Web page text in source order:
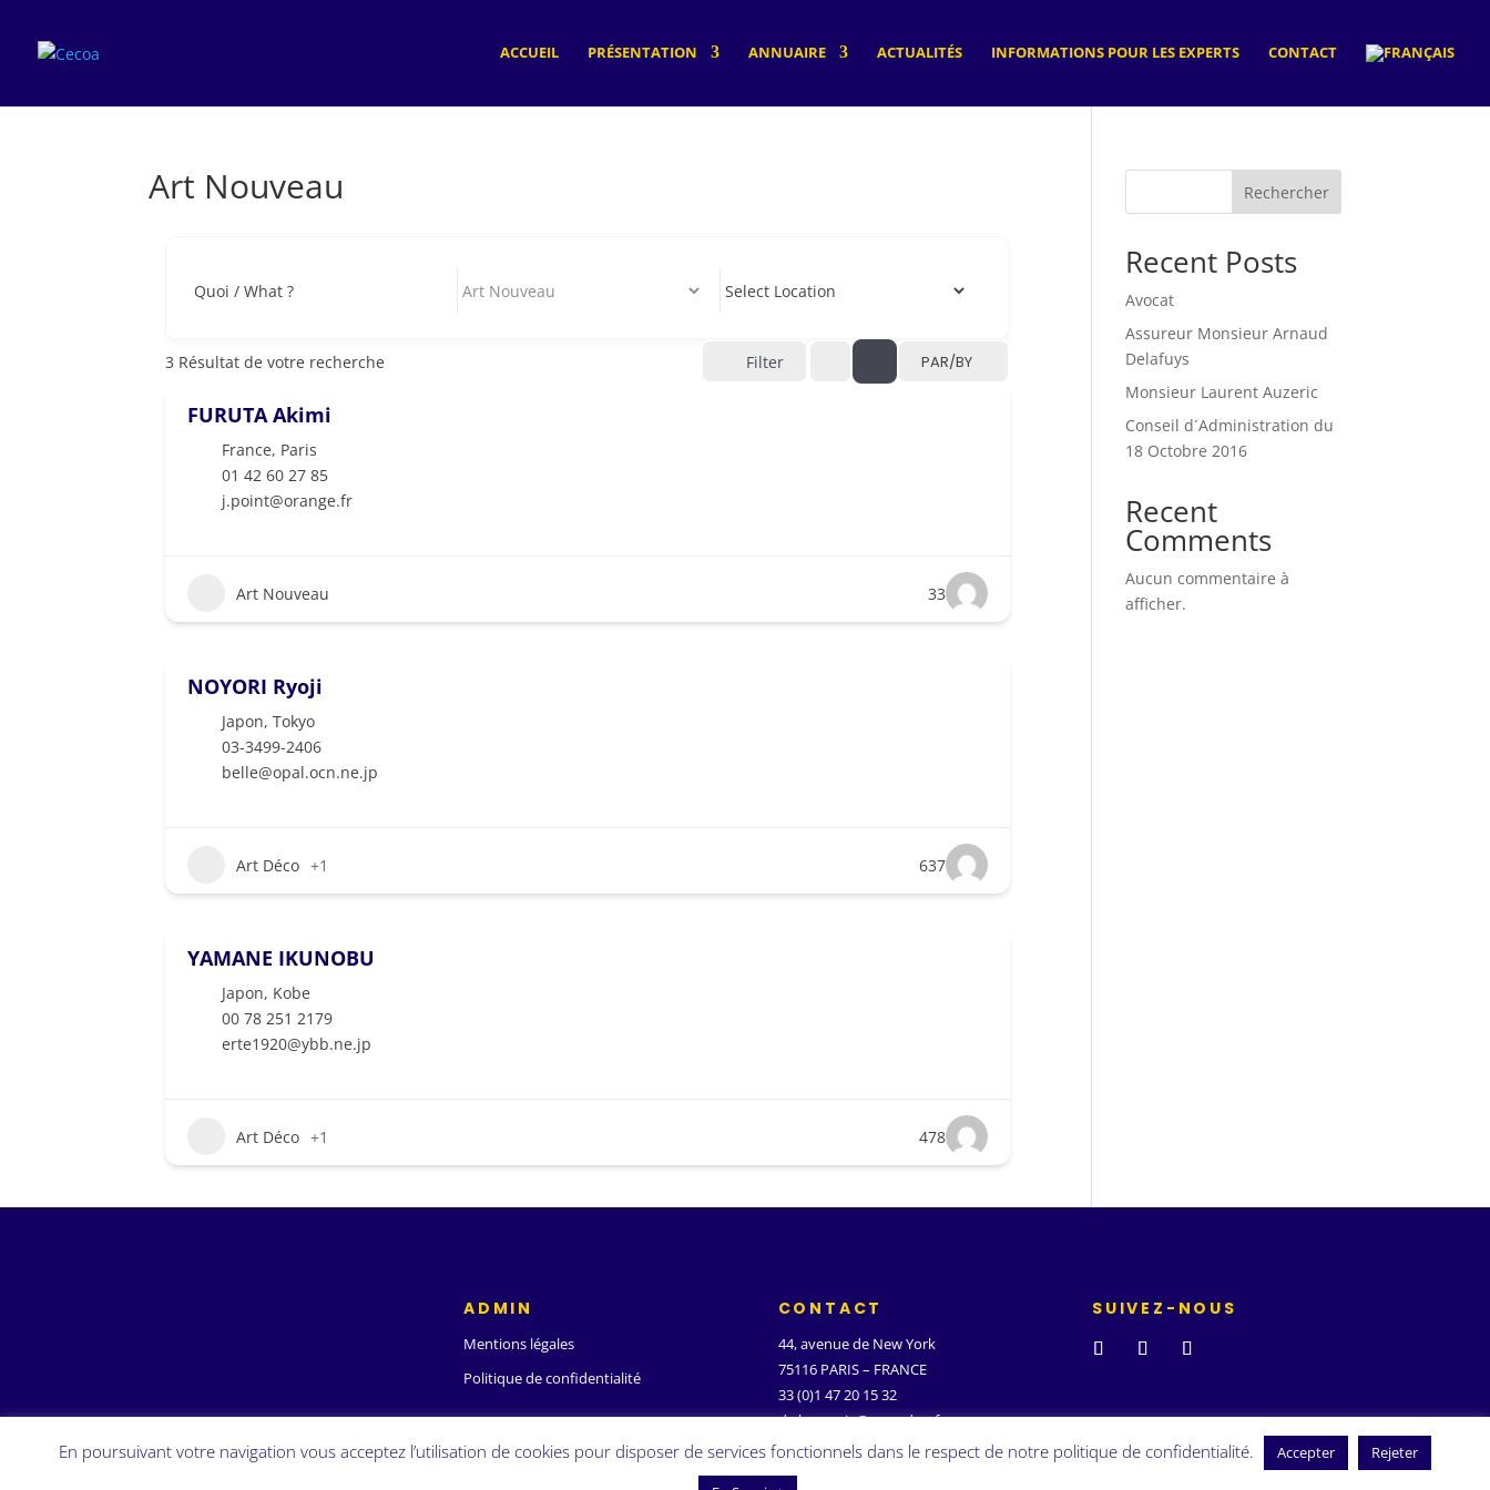
ACCUEIL PRÉSENTATION ANNUAIRE ACTUALITÉS INFORMATIONS POUR LES EXPERTS CONTACT
Art Nouveau
Quoi / What ?
3 Résultat de votre recherche Filter PAR/BY
FURUTA Akimi
France, Paris
01 42 60 27 85
j.point@orange.fr
Art Nouveau 33
NOYORI Ryoji
Japon,Tokyo
03-3499-2406
belle@opal.ocn.ne.jp
Art Déco +1 637
YAMANE IKUNOBU
Japon, Kobe
00 78 251 2179
erte1920@ybb.ne.jp
Art Déco +1 478
Rechercher
Recent Posts
Avocat
Assureur Monsieur Arnaud
Delafuys
Monsieur Laurent Auzeric
Conseil d´Administration du
18 Octobre 2016
Recent
Comments
Aucun commentaire à
afficher.
ADMIN
Mentions légales
Politique de confidentialité
CONTACT
44, avenue de New York
75116 PARIS – FRANCE
33 (0)1 47 20 15 32
d.ghanassia@wanadoo.fr
SUIVEZ-NOUS
En poursuivant votre navigation vous acceptez l’utilisation de cookies pour disposer de services fonctionnels dans le respect de notre politique de confidentialité. Accepter
Rejeter